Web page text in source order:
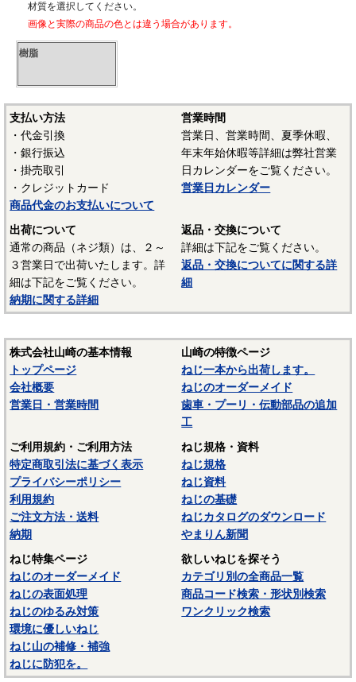
材質を選択してください。
画像と実際の商品の色とは違う場合があります。
樹脂
支払い方法
・代金引換
・銀行振込
・掛売取引
・クレジットカード
商品代金のお支払いについて
営業時間
営業日、営業時間、夏季休暇、
年末年始休暇等詳細は弊社営業
日カレンダーをご覧ください。
営業日カレンダー
出荷について
通常の商品（ネジ類）は、２～
３営業日で出荷いたします。詳
細は下記をご覧ください。
納期に関する詳細
返品・交換について
詳細は下記をご覧ください。
返品・交換についてに関する詳
細
株式会社山崎の基本情報
トップページ
会社概要
営業日・営業時間
山崎の特徴ページ
ねじ一本から出荷します。
ねじのオーダーメイド
歯車・プーリ・伝動部品の追加
工
ご利用規約・ご利用方法
特定商取引法に基づく表示
プライバシーポリシー
利用規約
ご注文方法・送料
納期
ねじ規格・資料
ねじ規格
ねじ資料
ねじの基礎
ねじカタログのダウンロード
やまりん新聞
ねじ特集ページ
ねじのオーダーメイド
ねじの表面処理
ねじのゆるみ対策
環境に優しいねじ
ねじ山の補修・補強
ねじに防犯を。
欲しいねじを探そう
カテゴリ別の全商品一覧
商品コード検索・形状別検索
ワンクリック検索